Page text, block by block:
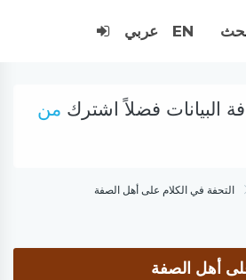
EN عربي
البيانات فضلاً اشترك من
التحفة في الكلام على أهل الصفة
أهل الصفة